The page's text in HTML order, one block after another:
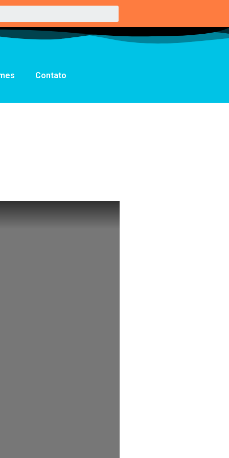
Contato